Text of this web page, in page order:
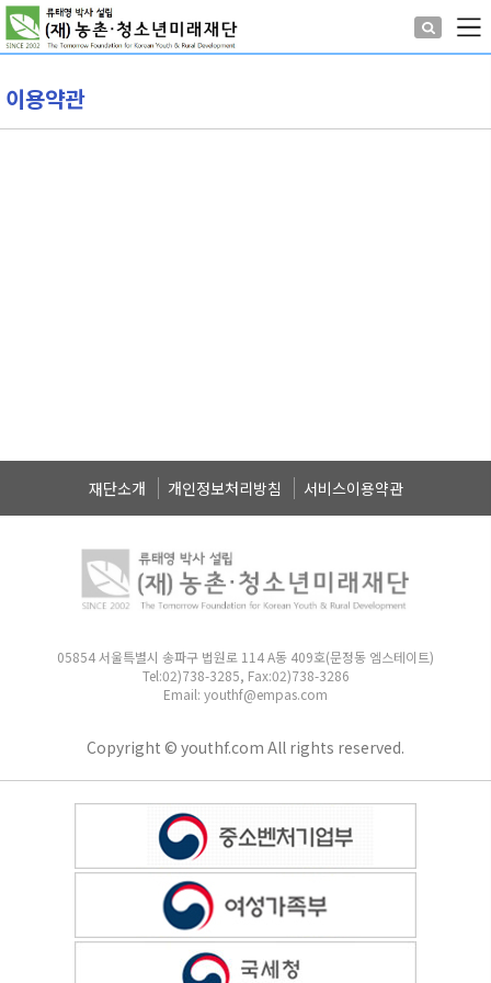
이용약관
재단소개 개인정보처리방침 서비스이용약관
05854 서울특별시 송파구 법원로 114 A동 409호(문정동 엠스테이트)
Tel:02)738-3285, Fax:02)738-3286
Email: youthf@empas.com
Copyright © youthf.com All rights reserved.